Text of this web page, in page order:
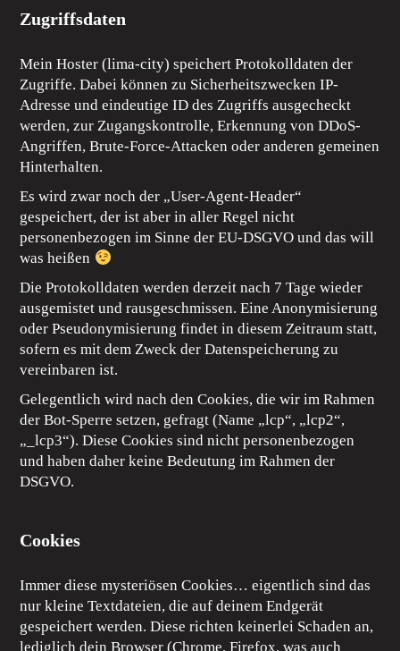
Zugriffsdaten
Mein Hoster (lima-city) speichert Protokolldaten der
Zugriffe. Dabei können zu Sicherheitszwecken IP-
Adresse und eindeutige ID des Zugriffs ausgecheckt
werden, zur Zugangskontrolle, Erkennung von DDoS-
Angriffen, Brute-Force-Attacken oder anderen gemeinen
Hinterhalten.
Es wird zwar noch der „User-Agent-Header“
gespeichert, der ist aber in aller Regel nicht
personenbezogen im Sinne der EU-DSGVO und das will
was heißen
Die Protokolldaten werden derzeit nach 7 Tage wieder
ausgemistet und rausgeschmissen. Eine Anonymisierung
oder Pseudonymisierung findet in diesem Zeitraum statt,
sofern es mit dem Zweck der Datenspeicherung zu
vereinbaren ist.
Gelegentlich wird nach den Cookies, die wir im Rahmen
der Bot-Sperre setzen, gefragt (Name „lcp“, „lcp2“,
„_lcp3“). Diese Cookies sind nicht personenbezogen
und haben daher keine Bedeutung im Rahmen der
DSGVO.
Cookies
Immer diese mysteriösen Cookies… eigentlich sind das
nur kleine Textdateien, die auf deinem Endgerät
gespeichert werden. Diese richten keinerlei Schaden an,
lediglich dein Browser (Chrome, Firefox, was auch